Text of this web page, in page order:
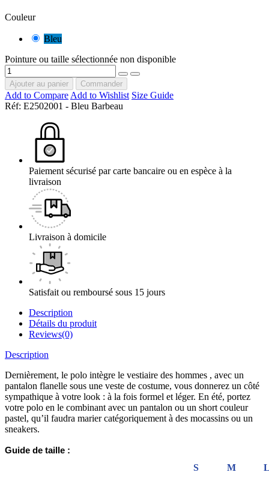
Couleur
Bleu
Pointure ou taille sélectionnée non disponible
Ajouter au panier Commander
Add to CompareAdd to Wishlist Size Guide
Réf: E2502001 - Bleu Barbeau
Paiement sécurisé par carte bancaire ou en espèce à la
livraison
Livraison à domicile
Satisfait ou remboursé sous 15 jours
Description
Détails du produit
Reviews(0)
Description
Dernièrement, le polo intègre le vestiaire des hommes , avec un
pantalon flanelle sous une veste de costume, vous donnerez un côté
sympathique à votre look : à la fois formel et léger. En été, portez
votre polo en le combinant avec un pantalon ou un short couleur
pastel, qu’il faudra marier catégoriquement à des mocassins ou un
sneakers.
Guide de taille :
S M